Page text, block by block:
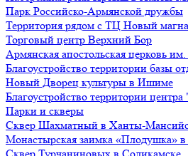
Парк Российско-Армянской дружбы
Территория рядом с ТЦ Новый
Торговый центр Верхний Бор
Армянская апостольская церковь
Благоустройство территории базы
Нoвый Двoрeц культуры в Ишимe
Благоустройство территории
Парки и скверы
Сквер Шахматный в Ханты-
Монастырская заимка «Плодушка» в